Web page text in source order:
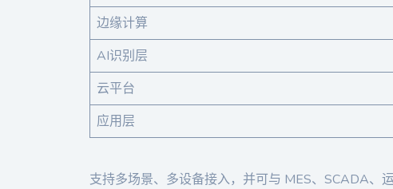
边缘计算
AI识别层
云平台
应用层
支持多场景、多设备接入，并可与 MES、SCADA、运